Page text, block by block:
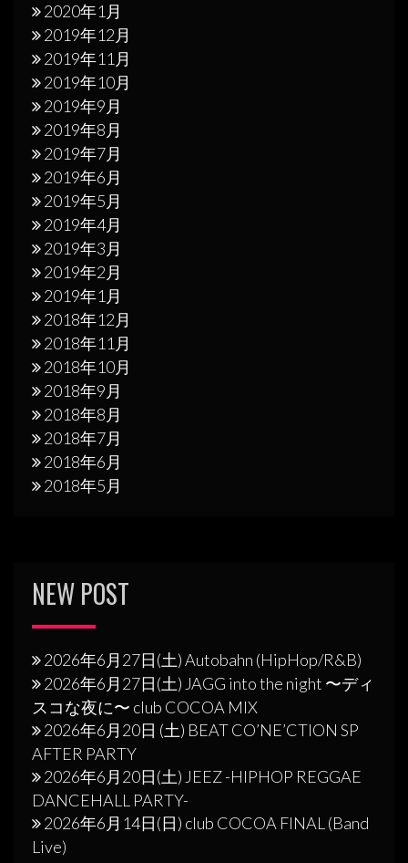
2020年1月
2019年12月
2019年11月
2019年10月
2019年9月
2019年8月
2019年7月
2019年6月
2019年5月
2019年4月
2019年3月
2019年2月
2019年1月
2018年12月
2018年11月
2018年10月
2018年9月
2018年8月
2018年7月
2018年6月
2018年5月
NEW POST
2026年6月27日(土) Autobahn (HipHop/R&B)
2026年6月27日(土) JAGG into the night 〜ディ
スコな夜に〜 club COCOA MIX
2026年6月20日 (土) BEAT CO’NE’CTION SP
AFTER PARTY
2026年6月20日(土) JEEZ -HIPHOP REGGAE
DANCEHALL PARTY-
2026年6月14日(日) club COCOA FINAL (Band
Live)